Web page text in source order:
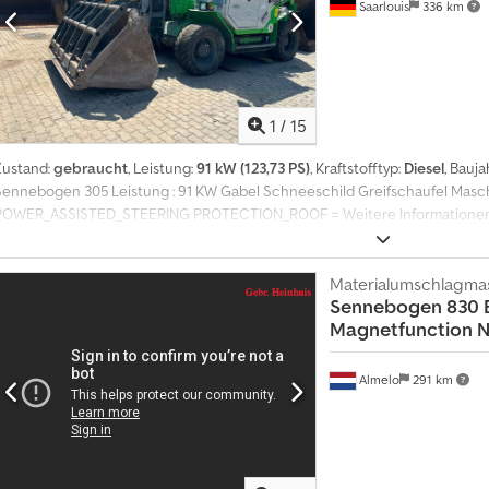
1 / 15
Saarlouis 336 km
gebraucht, Leistung:91 kW (123,73 PS), Kraftstofftyp: Diesel,
305 Leistung : 91 KW Gabel Schneeschild Greifschaufel
PROTECTION_ROOF = Weitere
12.000 kg Zuladung: 4.500 kg zGG: 16.500 kg Arbeitshöhe: 900 cm
Almelo 291 km
Sennebogen 830
Magnetfunction